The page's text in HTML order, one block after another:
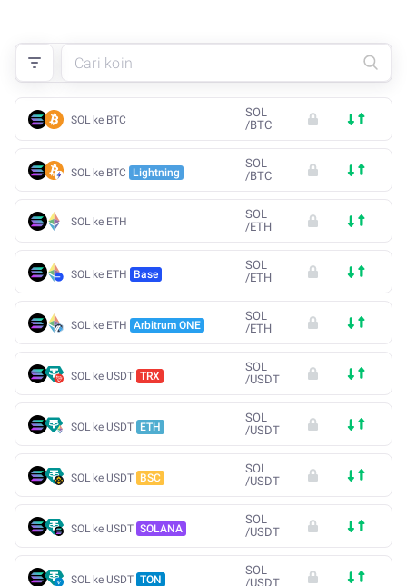
SOL ke BTC
SOL
/BTC
SOL ke BTC Lightning
SOL
/BTC
SOL ke ETH
SOL
/ETH
SOL ke ETH Base
SOL
/ETH
SOL ke ETH Arbitrum ONE
SOL
/ETH
SOL ke USDT TRX
SOL
/USDT
SOL ke USDT ETH
SOL
/USDT
SOL ke USDT BSC
SOL
/USDT
SOL ke USDT SOLANA
SOL
/USDT
SOL ke USDT TON
SOL
/USDT